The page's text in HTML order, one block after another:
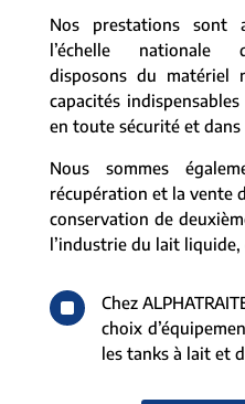
Nos prestations sont
l’échelle nationale
disposons du matériel
capacités
en toute sécurité et dans
Nous sommes
récupération et la vente
conservation de
l’industrie du lait
^
Chez
choix
les tanks à lait et